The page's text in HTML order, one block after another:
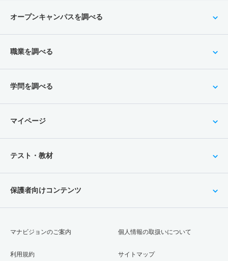
オープンキャンパスを調べる
職業を調べる
学問を調べる
マイページ
テスト・教材
保護者向けコンテンツ
マナビジョンのご案内
利用規約
個人情報の取扱いについて
サイトマップ